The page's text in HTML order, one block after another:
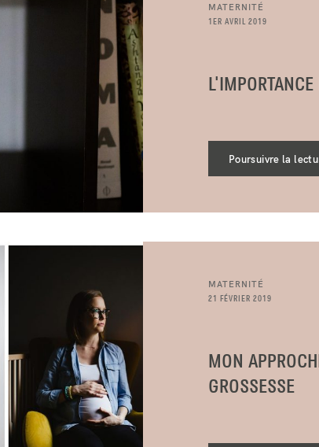
MATERNITÉ
1ER AVRIL 2019
Poursuivre la
MATERNITÉ
21 FÉVRIER 2019
MON
GROSSESSE